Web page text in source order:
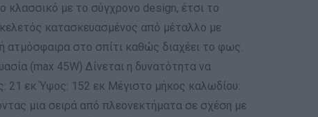
κλασσικό με το σύγχρονο design, έτσι το
κατασκευασμένος από μέταλλο με
ατμόσφαιρα στο σπίτι καθώς διαχέει το φως.
(max 45W) Δίνεται η δυνατότητα να
21 εκ Ύψος: 152 εκ Μέγιστο μήκος καλωδίου:
μια σειρά από πλεονεκτήματα σε σχέση με